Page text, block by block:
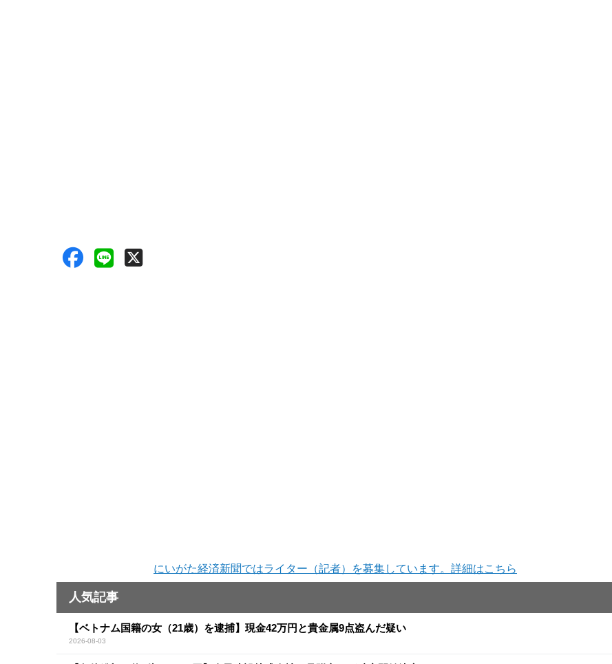
にいがた経済新聞ではライター（記者）を募集しています。詳細はこちら
人気記事
【ベトナム国籍の女（21歳）を逮捕】現金42万円と貴金属9点盗んだ疑い
2026-08-03